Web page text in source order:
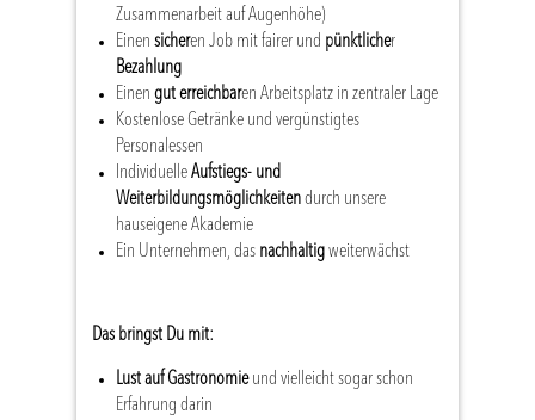
Zusammenarbeit auf Augenhöhe)
Einen sicheren Job mit fairer und pünktlicher
Bezahlung
Einen gut erreichbaren Arbeitsplatz in zentraler Lage
Kostenlose Getränke und vergünstigtes
Personalessen
IndividuelleAufstiegs- und
Weiterbildungsmöglichkeitendurch unsere
hauseigene Akademie
Ein Unternehmen, das nachhaltigweiterwächst
Das bringst Du mit:
Lust auf Gastronomieund vielleicht sogar schon
Erfahrung darin